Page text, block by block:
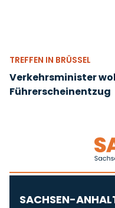
TREFFEN IN BRÜSSEL
Verkehrsminister
Führerscheinentzug
SACHSEN-